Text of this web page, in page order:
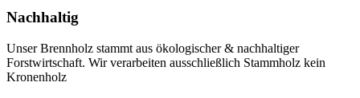
Nachhaltig
Unser Brennholz stammt aus ökologischer & nachhaltiger
Forstwirtschaft. Wir verarbeiten ausschließlich Stammholz kein
Kronenholz